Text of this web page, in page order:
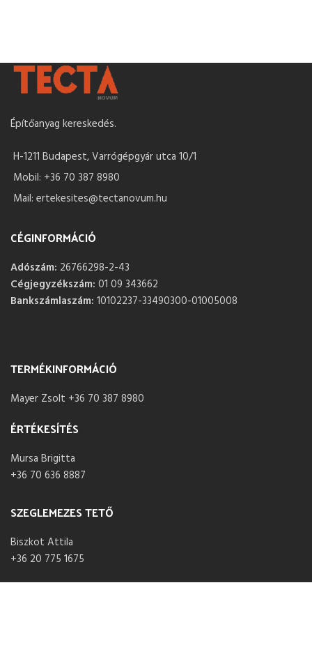
Építőanyag kereskedés.
H-1211 Budapest, Varrógépgyár utca 10/1
Mobil: +36 70 387 8980
Mail: ertekesites@tectanovum.hu
CÉGINFORMÁCIÓ
Adószám: 26766298-2-43
Cégjegyzékszám: 01 09 343662
Bankszámlaszám: 10102237-33490300-01005008
TERMÉKINFORMÁCIÓ
Mayer Zsolt +36 70 387 8980
ÉRTÉKESÍTÉS
Mursa Brigitta
+36 70 636 8887
SZEGLEMEZES TETŐ
Biszkot Attila
+36 20 775 1675
NYITVA TARTÁS